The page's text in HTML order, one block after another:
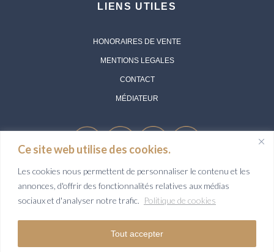
Ce site web utilise des cookies.
Les cookies nous permettent de personnaliser le contenu et les
annonces, d'offrir des fonctionnalités relatives aux médias
sociaux et d'analyser notre trafic. Politique de cookies
Tout accepter
LIENS UTILES
HONORAIRES DE VENTE
MENTIONS LEGALES
CONTACT
MÉDIATEUR
Carte professionnelle Transaction sur Immeubles et fonds de commerce N°